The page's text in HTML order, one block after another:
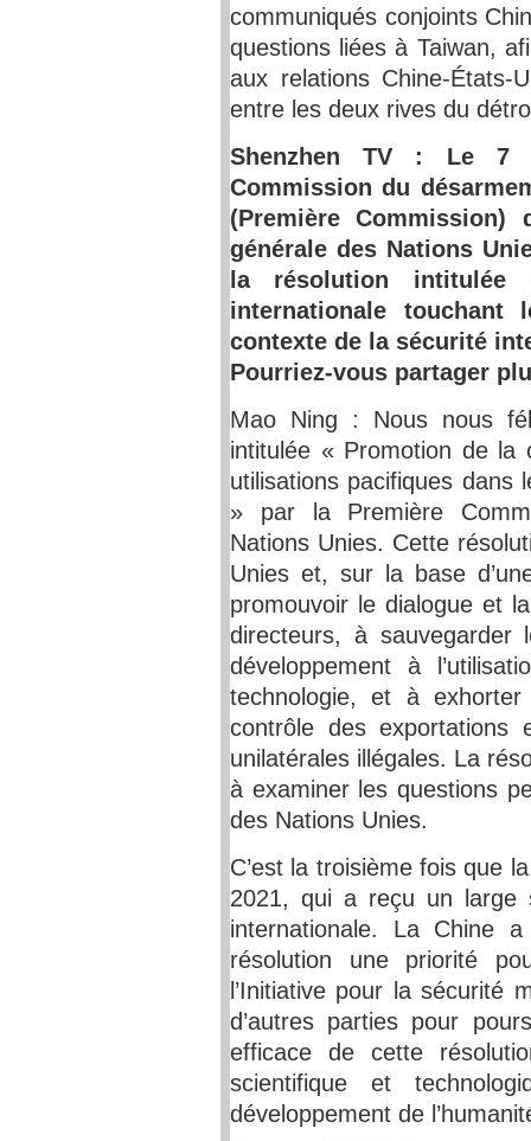
communiqués conjoints
questions liées à Taiwan,
aux relations Chine-
entre les deux rives du
Shenzhen TV : Le 7
Commission du
(Première Commission)
générale des Nations
la résolution intitulée
internationale touchant
contexte de la sécurité
Pourriez-vous partager
Mao Ning : Nous nous
intitulée « Promotion de la
utilisations pacifiques dans
» par la Première
Nations Unies. Cette
Unies et, sur la base
promouvoir le dialogue et
directeurs, à
développement à
technologie, et à
contrôle des exportations
unilatérales illégales. La
à examiner les questions
des Nations Unies.
C’est la troisième fois que
2021, qui a reçu un large
internationale. La
résolution une priorité
l’Initiative pour la sécurité
d’autres parties pour
efficace de cette
scientifique et
développement de